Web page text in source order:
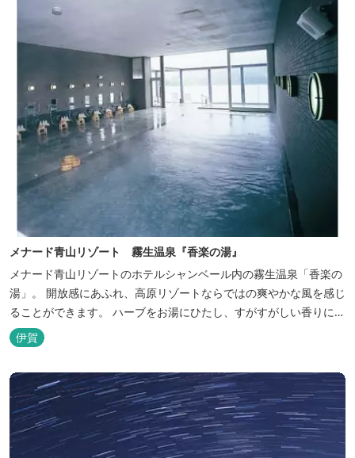
メナード青山リゾート 霧生温泉『香楽の湯』
メナード青山リゾートのホテルシャンベール内の霧生温泉「香楽の
湯」。 開放感にあふれ、高原リゾートならではの爽やかな風を感じ
ることができます。 ハーブをお湯にひたし、すがすがしい香りに心
あらわれる「香りの湯」は、特に女性の方に人気です。 その他、
広々とした空間とたっぷりのお湯が魅力の「大浴場」、高原の景色
を満喫できる「露天風呂」、さらに「ミストサウナ」の合計4種の
お湯をお楽しみいただけま...
伊賀